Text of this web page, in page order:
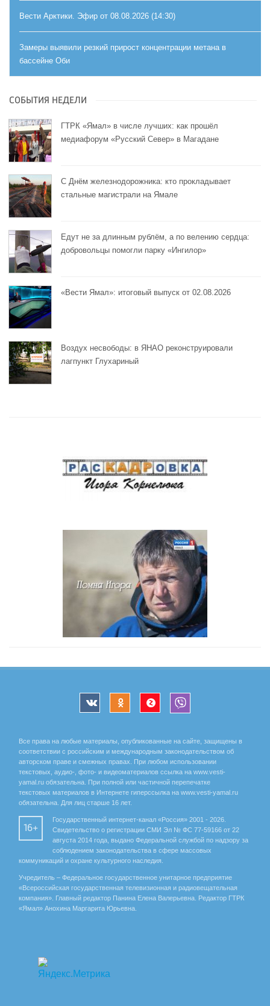
Вести Арктики. Эфир от 08.08.2026 (14:30)
Замеры выявили резкий прирост концентрации метана в
бассейне Оби
СОБЫТИЯ НЕДЕЛИ
ГТРК «Ямал» в числе лучших: как прошёл
медиафорум «Русский Север» в Магадане
С Днём железнодорожника: кто прокладывает
стальные магистрали на Ямале
Едут не за длинным рублём, а по велению сердца:
добровольцы помогли парку «Ингилор»
«Вести Ямал»: итоговый выпуск от 02.08.2026
Воздух несвободы: в ЯНАО реконструировали
лагпункт Глухариный
Все права на любые материалы, опубликованные на сайте, защищены в
соответствии с российским и международным законодательством об
авторском праве и смежных правах. При любом использовании
текстовых, аудио-, фото- и видеоматериалов ссылка на www.vesti-
yamal.ru обязательна. При полной или частичной перепечатке
текстовых материалов в Интернете гиперссылка на www.vesti-yamal.ru
обязательна. Для лиц старше 16 лет.
16+
Государственный интернет-канал «Россия» 2001 - 2026.
Свидетельство о регистрации СМИ Эл № ФС 77-59166 от 22
августа 2014 года, выдано Федеральной службой по надзору за
соблюдением законодательства в сфере массовых
коммуникаций и охране культурного наследия.
Учредитель – Федеральное государственное унитарное предприятие
«Всероссийская государственная телевизионная и радиовещательная
компания». Главный редактор Панина Елена Валерьевна. Редактор ГТРК
«Ямал» Анохина Маргарита Юрьевна.